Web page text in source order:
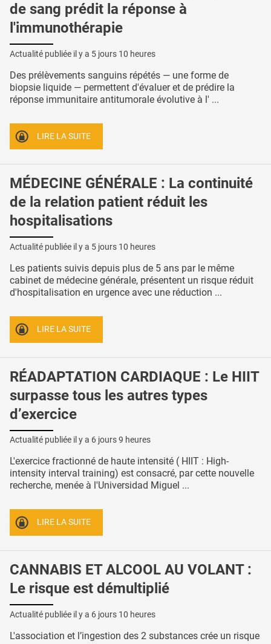
de sang prédit la réponse à
l'immunothérapie
Actualité publiée il y a 5 jours 10 heures
Des prélèvements sanguins répétés — une forme de
biopsie liquide — permettent d'évaluer et de prédire la
réponse immunitaire antitumorale évolutive à l' ...
LIRE LA SUITE
MÉDECINE GÉNÉRALE : La continuité
de la relation patient réduit les
hospitalisations
Actualité publiée il y a 5 jours 10 heures
Les patients suivis depuis plus de 5 ans par le même
cabinet de médecine générale, présentent un risque réduit
d'hospitalisation en urgence avec une réduction ...
LIRE LA SUITE
RÉADAPTATION CARDIAQUE : Le HIIT
surpasse tous les autres types
d’exercice
Actualité publiée il y a 6 jours 9 heures
L'exercice fractionné de haute intensité ( HIIT : High-
intensity interval training) est consacré, par cette nouvelle
recherche, menée à l'Universidad Miguel ...
LIRE LA SUITE
CANNABIS ET ALCOOL AU VOLANT :
Le risque est démultiplié
Actualité publiée il y a 6 jours 10 heures
L'association et l’ingestion des 2 substances crée un risque